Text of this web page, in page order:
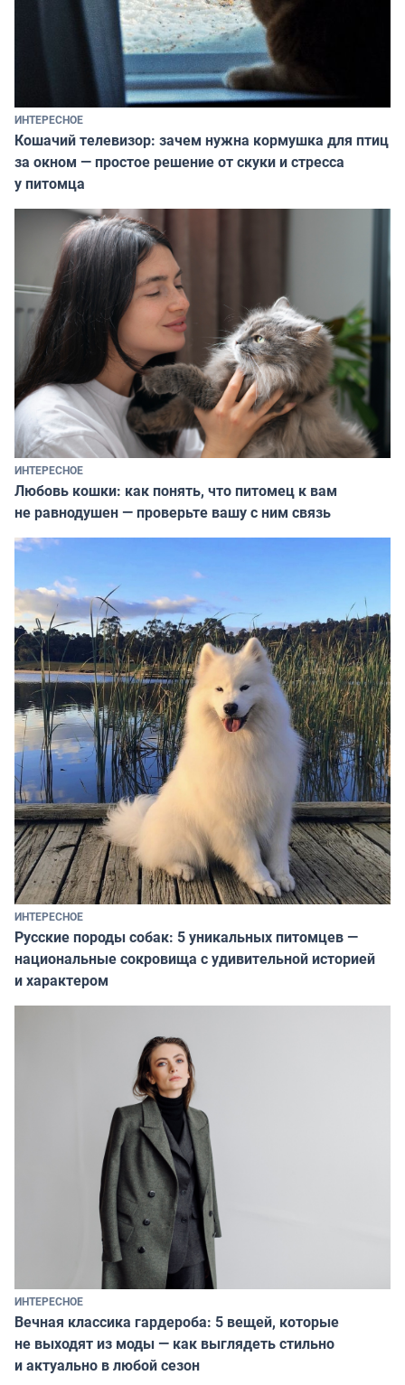
ИНТЕРЕСНОЕ
Кошачий телевизор: зачем нужна кормушка для птиц
за окном — простое решение от скуки и стресса
у питомца
ИНТЕРЕСНОЕ
Любовь кошки: как понять, что питомец к вам
не равнодушен — проверьте вашу с ним связь
ИНТЕРЕСНОЕ
Русские породы собак: 5 уникальных питомцев —
национальные сокровища с удивительной историей
и характером
ИНТЕРЕСНОЕ
Вечная классика гардероба: 5 вещей, которые
не выходят из моды — как выглядеть стильно
и актуально в любой сезон